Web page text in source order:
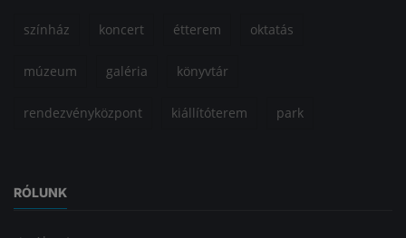
színház koncert étterem oktatás
múzeum galéria könyvtár
rendezvényközpont kiállítóterem park
RÓLUNK